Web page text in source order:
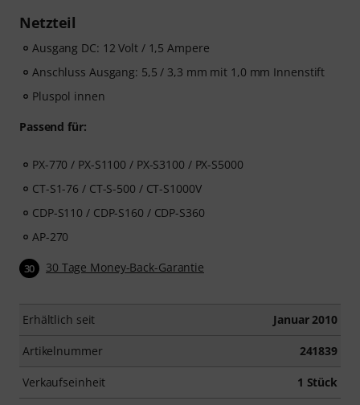
Netzteil
Ausgang DC: 12 Volt / 1,5 Ampere
Anschluss Ausgang: 5,5 / 3,3 mm mit 1,0 mm Innenstift
Pluspol innen
Passend für:
PX-770 / PX-S1100 / PX-S3100 / PX-S5000
CT-S1-76 / CT-S-500 / CT-S1000V
CDP-S110 / CDP-S160 / CDP-S360
AP-270
30 30 Tage Money-Back-Garantie
Erhältlich seit Januar 2010
Artikelnummer 241839
Verkaufseinheit 1 Stück